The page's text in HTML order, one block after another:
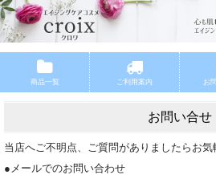
商品一覧 ご利用案内 お
お問い合せ
当店へご不明点、ご質問がありましたらお気
●メールでのお問い合わせ